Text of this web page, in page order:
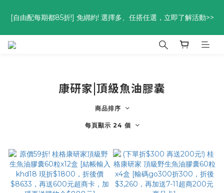
折
[自由配每期都85折!] 免綁約! 選擇多、任搭任選，立即了解活動>>
優惠碼<go300> $3,000折$300  優惠碼<go88> $5,000享88
康研家|頂級魚油膠囊
商品排序
每頁顯示 24 個